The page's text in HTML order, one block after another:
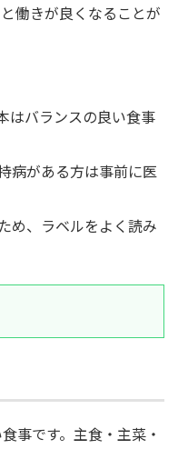
働きが良くなることが
はバランスの良い食事
病がある方は事前に医
め、ラベルをよく読み
事です。主食・主菜・